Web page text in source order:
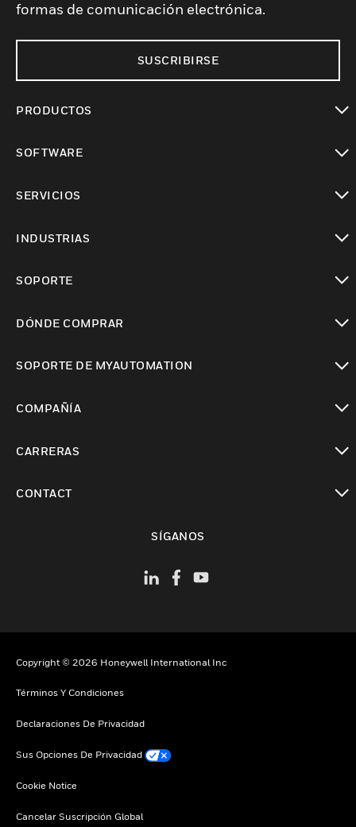
formas de comunicación electrónica.
SUSCRIBIRSE
PRODUCTOS
SOFTWARE
SERVICIOS
INDUSTRIAS
SOPORTE
DÓNDE COMPRAR
SOPORTE DE MYAUTOMATION
COMPAÑÍA
CARRERAS
CONTACT
SÍGANOS
Copyright © 2026 Honeywell International Inc
Términos Y Condiciones
Declaraciones De Privacidad
Sus Opciones De Privacidad
Cookie Notice
Cancelar Suscripción Global